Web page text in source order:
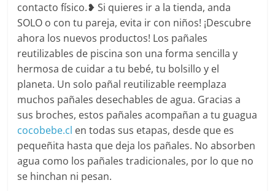
contacto físico.❥ Si quieres ir a la tienda, anda
SOLO o con tu pareja, evita ir con niños! ¡Descubre
ahora los nuevos productos! Los pañales
reutilizables de piscina son una forma sencilla y
hermosa de cuidar a tu bebé, tu bolsillo y el
planeta. Un solo pañal reutilizable reemplaza
muchos pañales desechables de agua. Gracias a
sus broches, estos pañales acompañan a tu guagua
cocobebe.cl en todas sus etapas, desde que es
pequeñita hasta que deja los pañales. No absorben
agua como los pañales tradicionales, por lo que no
se hinchan ni pesan.